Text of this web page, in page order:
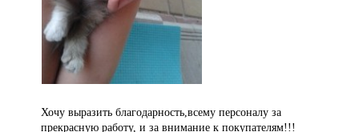
Хочу выразить благодарность,всему персоналу за
прекрасную работу, и за внимание к покупателям!!!